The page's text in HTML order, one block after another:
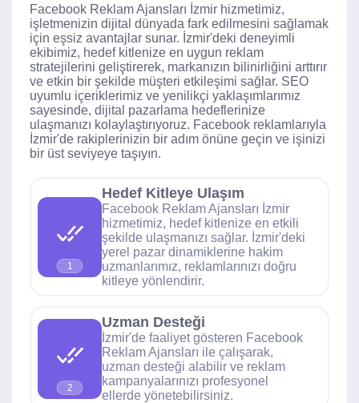
Facebook Reklam Ajansları İzmir hizmetimiz,
işletmenizin dijital dünyada fark edilmesini sağlamak
için eşsiz avantajlar sunar. İzmir'deki deneyimli
ekibimiz, hedef kitlenize en uygun reklam
stratejilerini geliştirerek, markanızın bilinirliğini arttırır
ve etkin bir şekilde müşteri etkileşimi sağlar. SEO
uyumlu içeriklerimiz ve yenilikçi yaklaşımlarımız
sayesinde, dijital pazarlama hedeflerinize
ulaşmanızı kolaylaştırıyoruz. Facebook reklamlarıyla
İzmir'de rakiplerinizin bir adım önüne geçin ve işinizi
bir üst seviyeye taşıyın.
1
Hedef Kitleye Ulaşım
Facebook Reklam Ajansları İzmir
hizmetimiz, hedef kitlenize en etkili
şekilde ulaşmanızı sağlar. İzmir'deki
yerel pazar dinamiklerine hakim
uzmanlarımız, reklamlarınızı doğru
kitleye yönlendirir.
2
Uzman Desteği
İzmir'de faaliyet gösteren Facebook
Reklam Ajansları ile çalışarak,
uzman desteği alabilir ve reklam
kampanyalarınızı profesyonel
ellerde yönetebilirsiniz.